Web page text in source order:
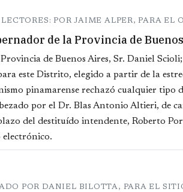
POR JAIME ALPER, PARA EL
de la Provincia de
de Buenos Aires, Sr. Daniel
este Distrito, elegido a partir de la
pinamarense rechazó cualquier tipo
por el Dr. Blas Antonio Altieri, de
del destituído intendente, Roberto
electrónico.
POR DANIEL BILOTTA, PARA EL